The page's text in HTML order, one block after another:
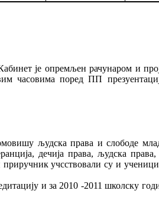
је опремљен рачунаром и
часовима поред ПП
људска права и слободе
дечија права, људска права,
учсствовали су и
и за 2010 -2011 школску